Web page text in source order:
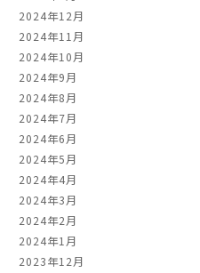
2024年12月
2024年11月
2024年10月
2024年9月
2024年8月
2024年7月
2024年6月
2024年5月
2024年4月
2024年3月
2024年2月
2024年1月
2023年12月